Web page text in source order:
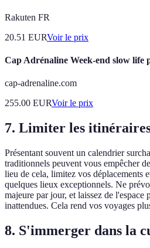
Rakuten FR
20.51 EURVoir le prix
Cap Adrénaline Week-end slow life
cap-adrenaline.com
255.00 EURVoir le prix
7. Limiter les
Présentant souvent un calendrier
traditionnels peuvent vous empêcher
lieu de cela, limitez vos déplacements
quelques lieux exceptionnels. Ne
majeure par jour, et laissez de l'espace
inattendues. Cela rend vos voyages
8. S'immerger dans la